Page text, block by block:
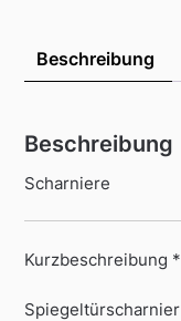
Beschreibung
Beschreibung
Scharniere
Kurzbeschreibung *